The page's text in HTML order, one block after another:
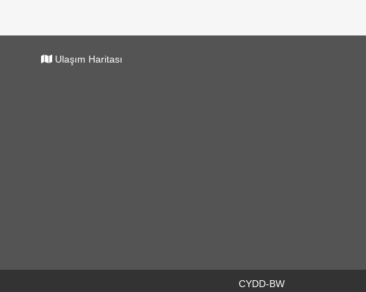
Ulaşım Haritası
CYDD-BW